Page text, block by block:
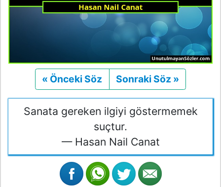
« Önceki Söz Önceki
Sonraki Söz »
Sanata gereken ilgiyi göstermemek
suçtur.
— Hasan Nail Canat